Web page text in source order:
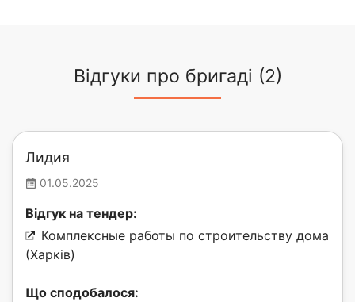
Відгуки про бригаді (2)
Лидия
01.05.2025
Відгук на тендер:
Комплексные работы по строительству дома
(Харків)
Що сподобалося: